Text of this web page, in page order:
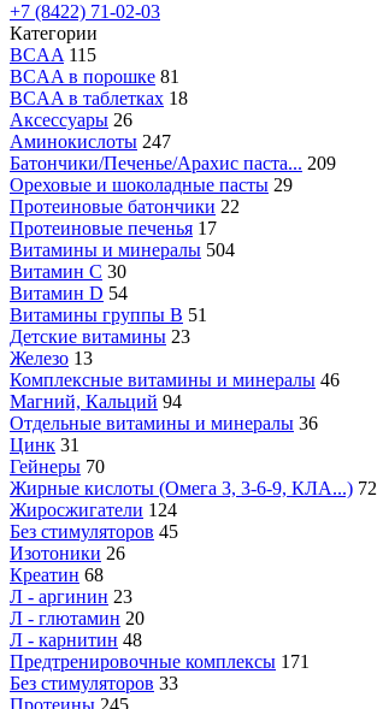
+7 (8422) 71-02-03
Категории
BCAA 115
BCAA в порошке 81
BCAA в таблетках 18
Аксессуары 26
Аминокислоты 247
Батончики/Печенье/Арахис паста... 209
Ореховые и шоколадные пасты 29
Протеиновые батончики 22
Протеиновые печенья 17
Витамины и минералы 504
Витамин C 30
Витамин D 54
Витамины группы В 51
Детские витамины 23
Железо 13
Комплексные витамины и минералы 46
Магний, Кальций 94
Отдельные витамины и минералы 36
Цинк 31
Гейнеры 70
Жирные кислоты (Омега 3, 3-6-9, КЛА...) 72
Жиросжигатели 124
Без стимуляторов 45
Изотоники 26
Креатин 68
Л - аргинин 23
Л - глютамин 20
Л - карнитин 48
Предтренировочные комплексы 171
Без стимуляторов 33
Протеины 245